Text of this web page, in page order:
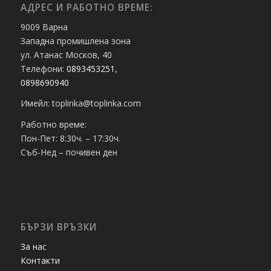
АДРЕС И РАБОТНО ВРЕМЕ:
9009 Варна
Западна промишлена зона
ул. Атанас Москов, 40
Телефони: 0893453251 ,
0898690940
Имейл: toplinka@toplinka.com
Работно време:
Пон-Пет: 8:30ч. – 17:30ч.
Съб-Нед – почивен ден
БЪРЗИ ВРЪЗКИ
За нас
Контакти